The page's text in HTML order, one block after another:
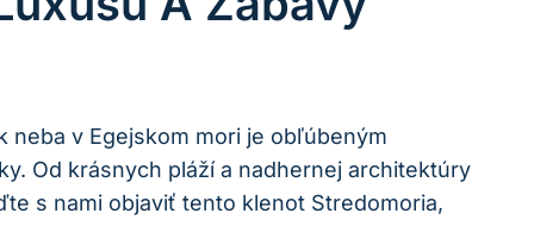
neba v Egejskom mori je obľúbeným
Od krásnych pláží a nadhernej architektúry
s nami objaviť tento klenot Stredomoria,